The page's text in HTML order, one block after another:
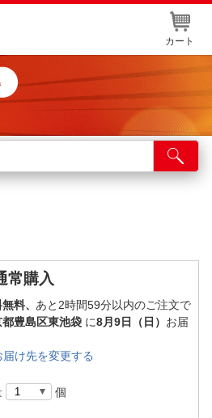
カート
常購入
料、 あと2時間59分以内のご注文で
都豊島区東池袋 に8月9日（日） お届
届け先を変更する
個